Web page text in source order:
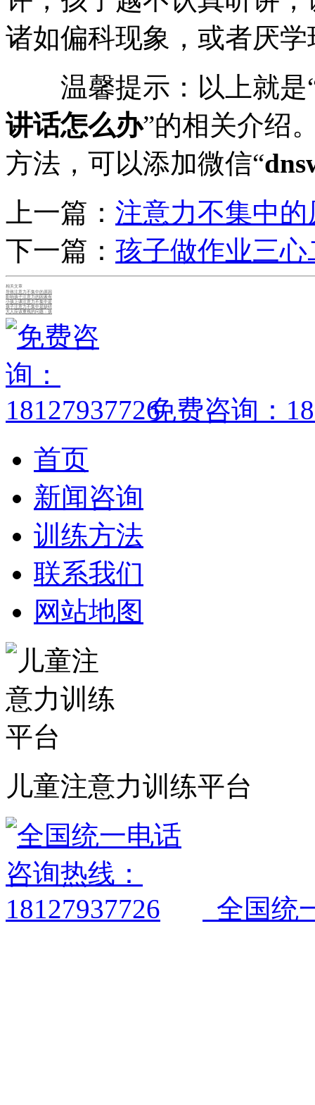
诸如偏科现象，或者厌学
温馨提示：以上就是
讲话怎么办”的相关介绍
方法，可以添加微信“
上一篇： 注意力不集中的
下一篇： 孩子做作业三
相关文章
导致注意力不集中的原因
影响孩子注意力的因素有
小孩上课注意力不集中是
孩子注意力不集中是缺锌
大人应该重视的问题：孩
免费咨询：
首页
新闻咨询
训练方法
联系我们
网站地图
儿童注意力训练平台
全国统